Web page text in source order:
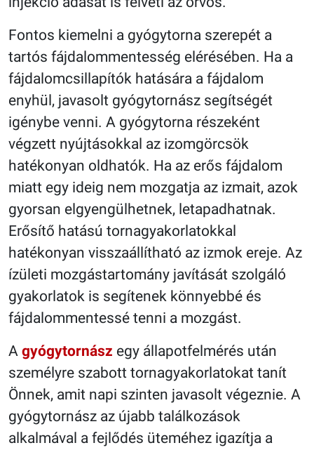
Fontos kiemelni a gyógytorna szerepét a
tartós fájdalommentesség elérésében. Ha a
fájdalomcsillapítók hatására a fájdalom
enyhül, javasolt gyógytornász segítségét
igénybe venni. A gyógytorna részeként
végzett nyújtásokkal az izomgörcsök
hatékonyan oldhatók. Ha az erős fájdalom
miatt egy ideig nem mozgatja az izmait, azok
gyorsan elgyengülhetnek, letapadhatnak.
Erősítő hatású tornagyakorlatokkal
hatékonyan visszaállítható az izmok ereje. Az
ízületi mozgástartomány javítását szolgáló
gyakorlatok is segítenek könnyebbé és
fájdalommentessé tenni a mozgást.
A gyógytornász egy állapotfelmérés után
személyre szabott tornagyakorlatokat tanít
Önnek, amit napi szinten javasolt végeznie. A
gyógytornász az újabb találkozások
alkalmával a fejlődés üteméhez igazítja a